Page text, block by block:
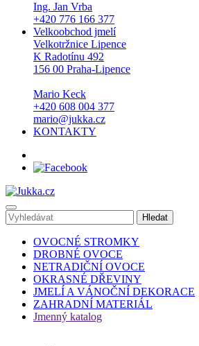
Ing. Jan Vrba
+420 776 166 377
Velkoobchod jmelí
Velkotržnice Lipence
K Radotínu 492
156 00 Praha-Lipence
Mario Keck
+420 608 004 377
mario@jukka.cz
KONTAKTY
OVOCNÉ STROMKY
DROBNÉ OVOCE
NETRADIČNÍ OVOCE
OKRASNÉ DŘEVINY
JMELÍ A VÁNOČNÍ DEKORACE
ZAHRADNÍ MATERIÁL
Jmenný katalog